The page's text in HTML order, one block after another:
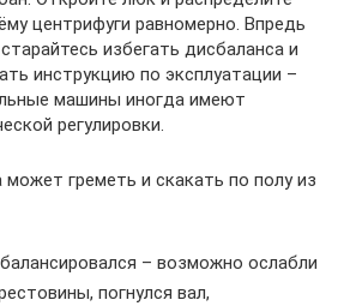
центрифуги равномерно. Впредь
избегать дисбаланса и
инструкцию по эксплуатации –
машины иногда имеют
регулировки.
греметь и скакать по полу из
– возможно ослабли
погнулся вал,